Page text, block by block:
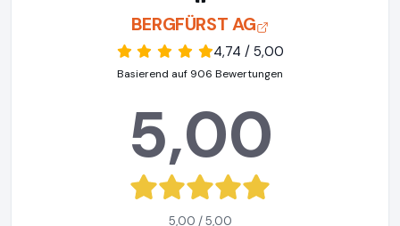
BERGFÜRST AG
4,74 / 5,00
Basierend auf 906 Bewertungen
5,00
5,00 / 5,00